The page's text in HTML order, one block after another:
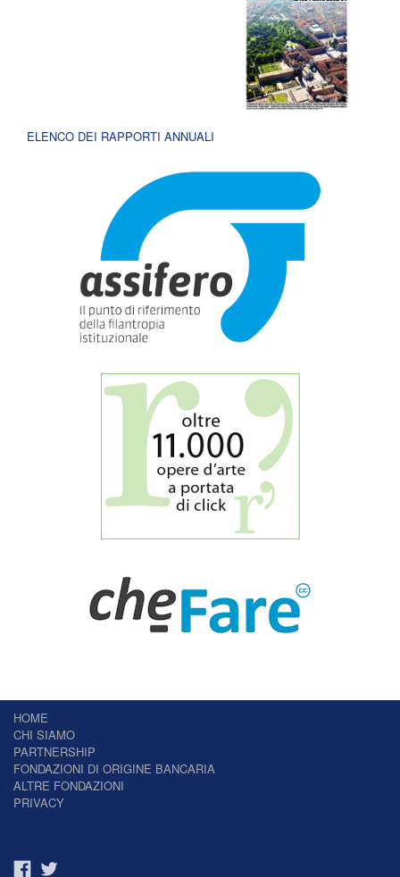
ELENCO DEI RAPPORTI ANNUALI
HOME
CHI SIAMO
PARTNERSHIP
FONDAZIONI DI ORIGINE BANCARIA
ALTRE FONDAZIONI
PRIVACY